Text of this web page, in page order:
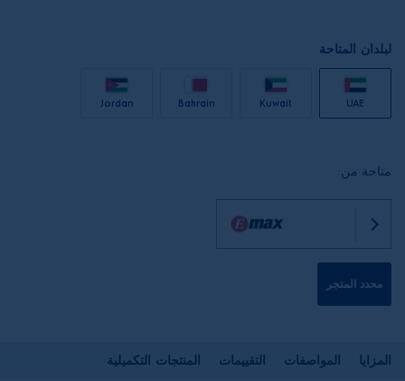
لبلدان المتاحة
UAE
Kuwait
Bahrain
Jordan
متاحة من:
محدد المتجر
المزايا المواصفات التقييمات المنتجات التكميلية